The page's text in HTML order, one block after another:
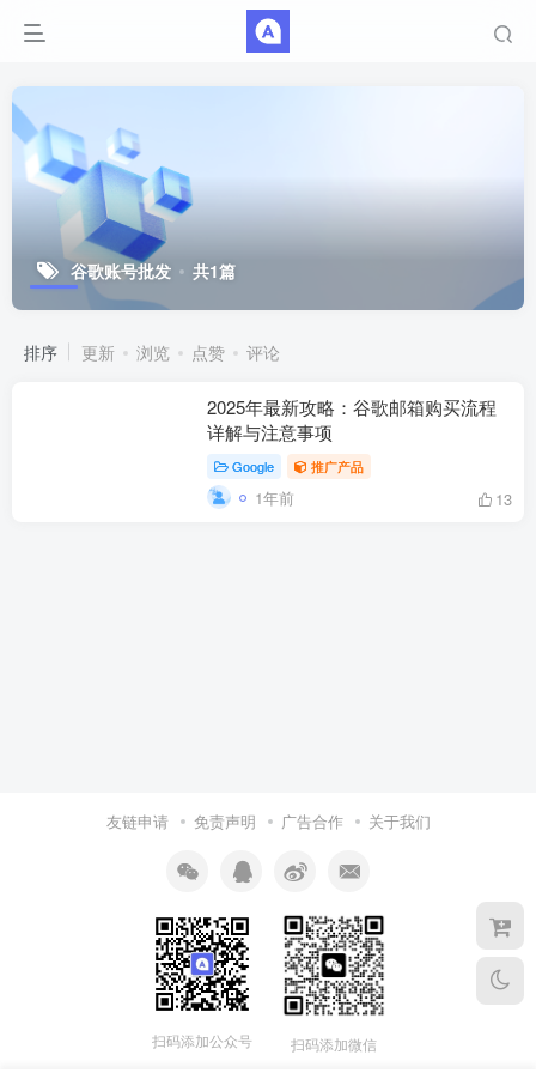
谷歌账号批发 共1篇
排序 更新 浏览 点赞 评论
2025年最新攻略：谷歌邮箱购买流程
详解与注意事项
Google 推广产品
1年前 13
友链申请 免责声明 广告合作 关于我们
扫码添加公众号 扫码添加微信